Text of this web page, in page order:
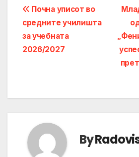
Post
navigation
Почна уписот во
средните училишта
за учебната
2026/2027
By